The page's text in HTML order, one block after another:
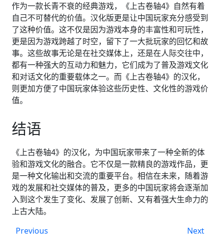
作为一款长青不衰的经典游戏，《上古卷轴4》自然有着
自己不可替代的价值。汉化版更是让中国玩家充分感受到
了这种价值。这不仅是因为游戏本身的丰富性和可玩性，
更是因为游戏跨越了时空，留下了一大批玩家的回忆和故
事。这些故事无论是在社交媒体上，还是在人际交往中，
都有一种强大的互动力和魅力，它们成为了普及游戏文化
和对话文化的重要载体之一。而《上古卷轴4》的汉化，
则更加方便了中国玩家体验这些历史性、文化性的游戏价
值。
结语
《上古卷轴4》的汉化，为中国玩家带来了一种全新的体
验和游戏文化的融合。它不仅是一款精良的游戏作品，更
是一种文化输出和交流的重要平台。相信在未来，随着游
戏的发展和社交媒体的普及，更多的中国玩家将会逐渐加
入到这个发生了变化、发展了创新、又有着强大生命力的
上古大陆。
Previous
Next